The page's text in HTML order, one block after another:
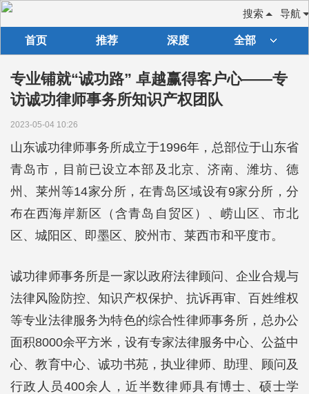
导航
搜索
首页 推荐 深度 全部
专业铺就“诚功路” 卓越赢得客户心——专
访诚功律师事务所知识产权团队
2023-05-04 10:26
山东诚功律师事务所成立于1996年，总部位于山东省
青岛市，目前已设立本部及北京、济南、潍坊、德
州、莱州等14家分所，在青岛区域设有9家分所，分
布在西海岸新区（含青岛自贸区）、崂山区、市北
区、城阳区、即墨区、胶州市、莱西市和平度市。
诚功律师事务所是一家以政府法律顾问、企业合规与
法律风险防控、知识产权保护、抗诉再审、百姓维权
等专业法律服务为特色的综合性律师事务所，总办公
面积8000余平方米，设有专家法律服务中心、公益中
心、教育中心、诚功书苑，执业律师、助理、顾问及
行政人员400余人，近半数律师具有博士、硕士学